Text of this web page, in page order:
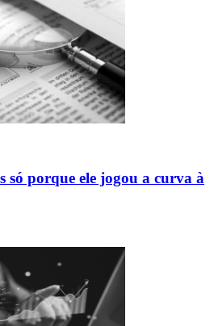
só porque ele jogou a curva à